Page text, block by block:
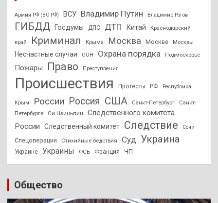
Армия РФ (ВС РФ) ВСУ Владимир Путин Владимир Рогов
ГИБДД Госдумы ДПС ДТП Китай Краснодарский
край Криминал Крыма Москва Москве Москвы
Несчастные случаи ООН Охрана порядка Подмосковье
Пожары Право Преступления
Происшествия Протесты РФ Республика
Крым России Россия США Санкт-Петербург
Санкт-
Петербурге
Си Цзиньпин
Следственного комитета
России
Следственный комитет Следствие Сочи
Спецоперации Стихийные бедствия Суд Украина
Украине Украины ФСБ Франция ЧП
Общество